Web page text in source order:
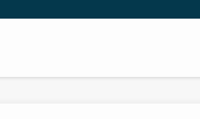
る方々が簡単に痩せることが出来るよう